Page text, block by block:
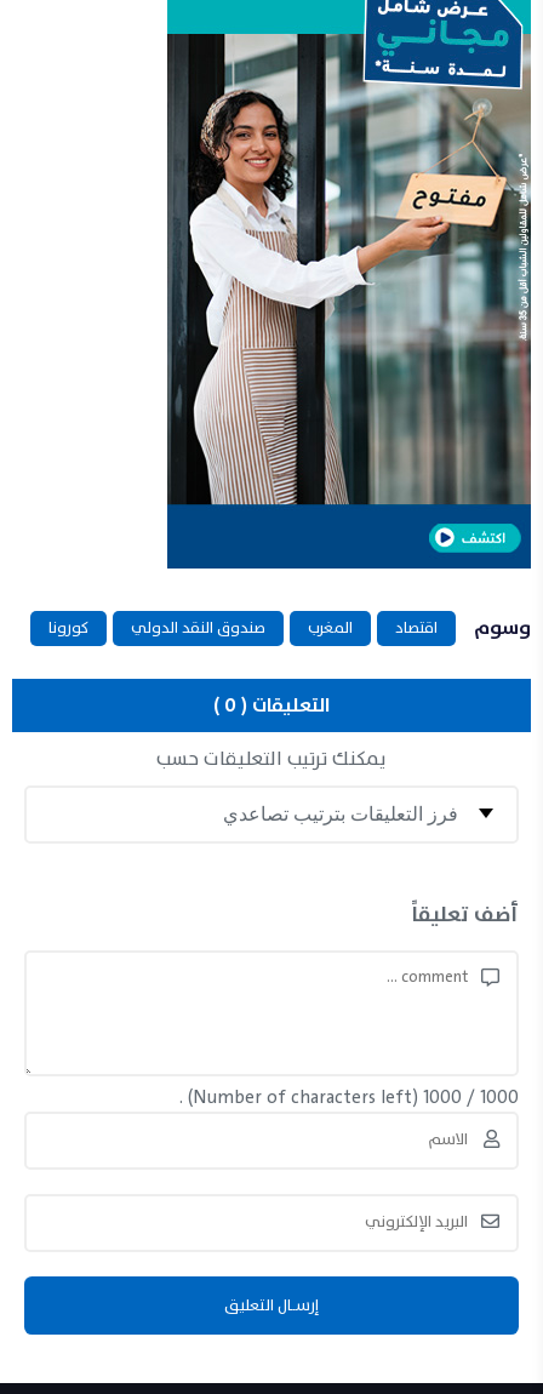
وسوم اقتصاد المغرب صندوق النقد الدولي كورونا
التعليقات ( 0 )
يمكنك ترتيب التعليقات حسب
أضف تعليقاً
1000
/
1000
(Number of characters left) .